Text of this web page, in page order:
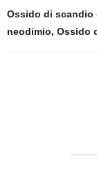
Ossido di scandio
neodimio, Ossido